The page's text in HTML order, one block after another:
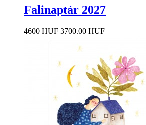
Falinaptár 2027
4600 HUF 3700.00 HUF